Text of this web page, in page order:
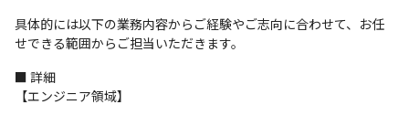
具体的には以下の業務内容からご経験やご志向に合わせて、お任
せできる範囲からご担当いただきます。
■ 詳細
【エンジニア領域】